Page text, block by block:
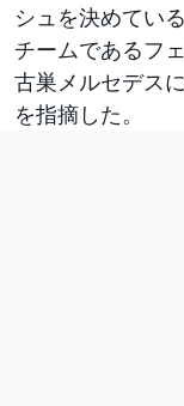
シュを決めてい
チームであるフ
古巣メルセデス
を指摘した。